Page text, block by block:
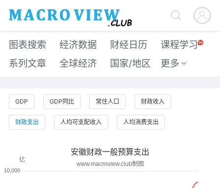


图表搜索 经济数据 财经日历
课程学习
系列文章
全球经济 国家/地区 更多 
GDP GDP同比 常住人口 财政收入
财政支出 人均可支配收入 人均消费支出